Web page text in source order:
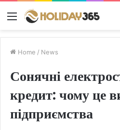
Menu
Home / News
Сонячні
кредит: чому це
підприємства